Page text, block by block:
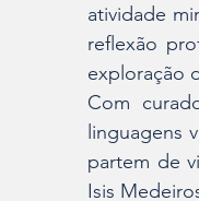
atividade
reflexão
exploração
Com
linguagens
partem de
Isis